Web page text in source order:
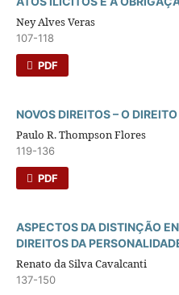
Ney Alves Veras
107-118
PDF
NOVOS DIREITOS – O
Paulo R. Thompson Flores
119-136
PDF
ASPECTOS DA DISTINÇÃO
DIREITOS DA
Renato da Silva Cavalcanti
137-150